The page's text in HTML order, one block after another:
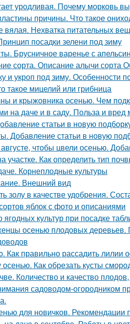
уродливая. Почему морковь
причины. Что такое
Нехватка питательных
посадки зелени под зиму
Брусничное варенье с
сорта. Описание алычи сорта
и укроп под зиму. Особенности
такое мицелий или грибница
и крыжовника осенью. Чем
на даче и в саду. Польза и вред
статьи в новую
Добавление статьи в новую
чтобы цвели осенью.
участке. Как определить тип
Корнеплодные культуры
Внешний вид
золу в качестве удобрения.
яблок с фото и описаниями
культур при посадке
осенью плодовых деревьев.
Как правильно рассадить лилии
Как обрезать кусты
Количество и качество
садоводом-огородником
для новичков. Рекомендации